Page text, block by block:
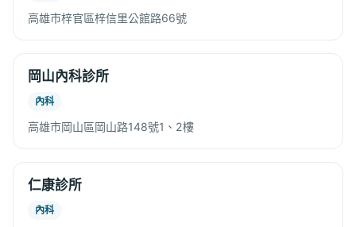
高雄市梓官區梓信里公館路66號
岡山內科診所
內科
高雄市岡山區岡山路148號1、2樓
仁康診所
內科